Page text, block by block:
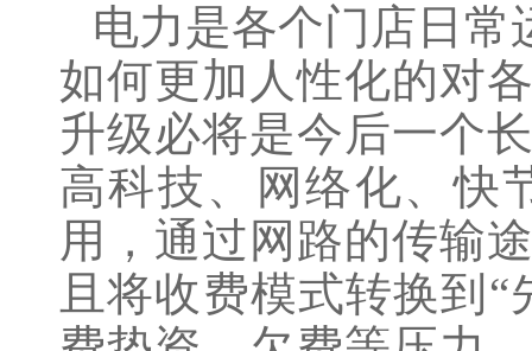
电力是各个门店日
如何更加人性化的对
升级必将是今后一个
高科技、网络化、快
用，通过网路的传输
且将收费模式转换到